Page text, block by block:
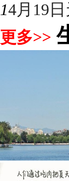
14月19
更多>>